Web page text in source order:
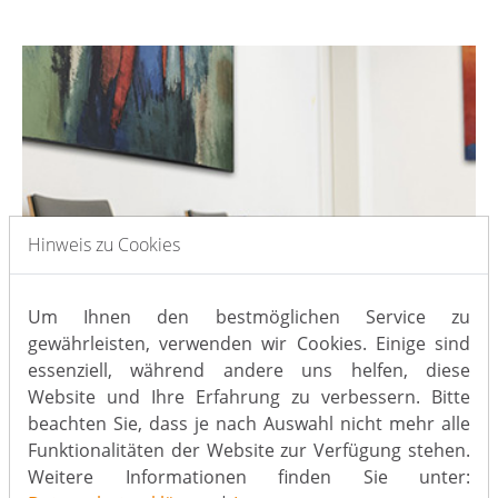
Öffnungszeiten
Hinweis zu Cookies
Um Ihnen den bestmöglichen Service zu
gewährleisten, verwenden wir Cookies. Einige sind
essenziell, während andere uns helfen, diese
Website und Ihre Erfahrung zu verbessern. Bitte
beachten Sie, dass je nach Auswahl nicht mehr alle
Funktionalitäten der Website zur Verfügung stehen.
Weitere Informationen finden Sie unter: